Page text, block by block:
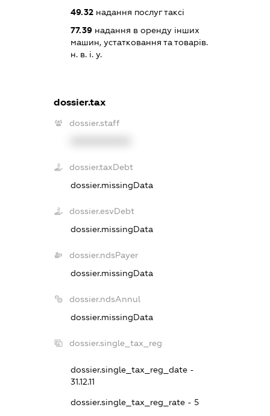
49.32 надання послуг таксі
77.39 надання в оренду інших
машин, устатковання та товарів.
н. в. і. у.
dossier.tax
dossier.staff
dossier.taxDebt
dossier.missingData
dossier.esvDebt
dossier.missingData
dossier.ndsPayer
dossier.missingData
dossier.ndsAnnul
dossier.missingData
dossier.single_tax_reg
dossier.single_tax_reg_date -
31.12.11
dossier.single_tax_reg_rate - 5